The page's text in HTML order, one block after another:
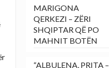
MARIGONA
QERKEZI – ZËRI
SHQIPTAR QË PO
MAHNIT BOTËN
“ALBULENA, PRITA –